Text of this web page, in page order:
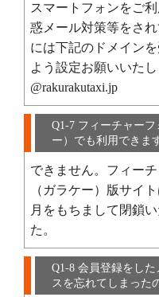
スマートフォンをご
惑メール対策等をさ
には下記のドメイン
よう設定お願いいたし
@rakurakutaxi.jp
Q1-7 フィーチャー
ー）でも利用できま
できません。フィー
（ガラケー）版サイ
月をもちまして閉鎖
た。
Q1-8 会員登録をした
スを忘れてしまった